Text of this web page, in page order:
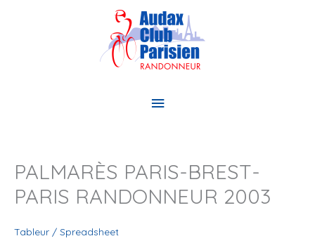
Menu
PALMARÈS PARIS-BREST-
PARIS RANDONNEUR 2003
Tableur / Spreadsheet